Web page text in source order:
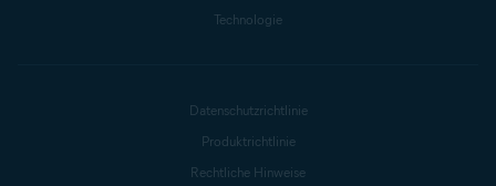
Technologie
Datenschutzrichtlinie
Produktrichtlinie
Rechtliche Hinweise